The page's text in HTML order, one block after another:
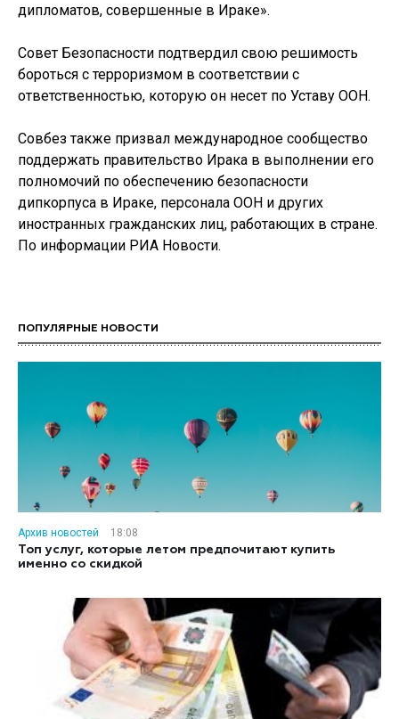
дипломатов, совершенные в Ираке».
Совет Безопасности подтвердил свою решимость
бороться с терроризмом в соответствии с
ответственностью, которую он несет по Уставу ООН.
Совбез также призвал международное сообщество
поддержать правительство Ирака в выполнении его
полномочий по обеспечению безопасности
дипкорпуса в Ираке, персонала ООН и других
иностранных гражданских лиц, работающих в стране.
По информации РИА Новости.
ПОПУЛЯРНЫЕ НОВОСТИ
Архив новостей
18:08
Топ услуг, которые летом предпочитают купить
именно со скидкой